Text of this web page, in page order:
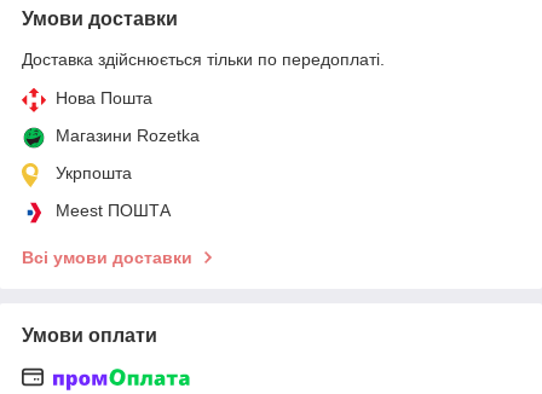
Умови доставки
Доставка здійснюється тільки по передоплаті.
Нова Пошта
Магазини Rozetka
Укрпошта
Meest ПОШТА
Всі умови доставки
Умови оплати